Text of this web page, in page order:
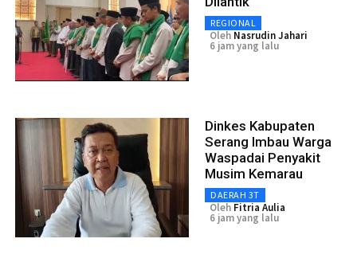
REGIONAL
Oleh Nasrudin Jahari
6 jam yang lalu
Dinkes Kabupaten
Serang Imbau Warga
Waspadai Penyakit
Musim Kemarau
DAERAH 3T
Oleh Fitria Aulia
6 jam yang lalu